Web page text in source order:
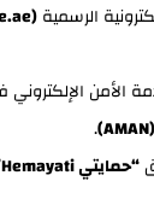
الرسمية(eCrime.ae)
الأمن
.
“حمايتي Hemayati”